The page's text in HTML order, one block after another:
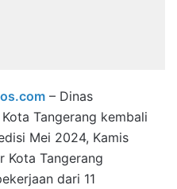
– Dinas
Tangerang kembali
Mei 2024, Kamis
Kota Tangerang
dari 11